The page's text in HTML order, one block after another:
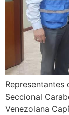
Seccional
Venezolana